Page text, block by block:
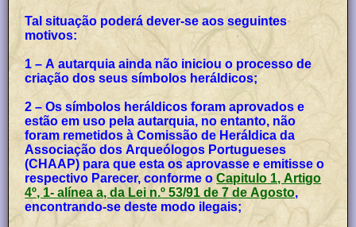
Tal situação poderá dever-se aos seguintes
motivos:
1 – A autarquia ainda não iniciou o processo de
criação dos seus símbolos heráldicos;
2 – Os símbolos heráldicos foram aprovados e
estão em uso pela autarquia, no entanto, não
foram remetidos à Comissão de Heráldica da
Associação dos Arqueólogos Portugueses
(CHAAP) para que esta os aprovasse e emitisse o
respectivo Parecer, conforme oCapitulo 1, Artigo
4º, 1- alínea a, da Lei n.º 53/91 de 7 de Agosto,
encontrando-se deste modo ilegais;